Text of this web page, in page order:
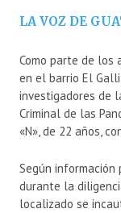
LA VOZ DE
Como parte de los
en el barrio El
investigadores de
Criminal de las
«N», de 22 años,
Según información
durante la
localizado se